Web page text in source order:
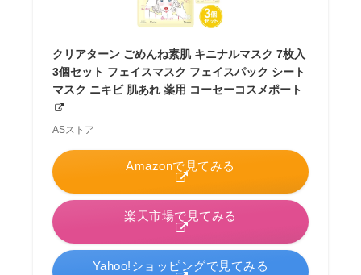
クリアターン ごめんね素肌 キニナルマスク 7枚入
3個セット フェイスマスク フェイスパック シート
マスク ニキビ 肌あれ 薬用 コーセーコスメポート
ASストア
Amazonで見てみる
楽天市場で見てみる
Yahoo!ショッピングで見てみる